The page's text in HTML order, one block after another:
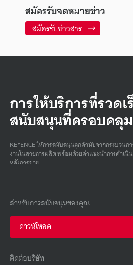
สมัครรับจดหมายข่าว
สมัครรับข่าวสาร
การให้บริการที่รวด
สนับสนุนที่ครอบคลุม
KEYENCE ให้การสนับสนุนลูกค้านับจากกระบวน
งานในสายการผลิต พร้อมด้วยคําแนะนําการดําเนิ
หลังการขาย
สำหรับการสนับสนุนของคุณ
ดาวน์โหลด
ติดต่อบริษัท